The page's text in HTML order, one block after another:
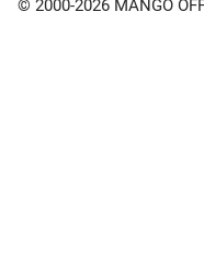
© 2000-2026 MANGO